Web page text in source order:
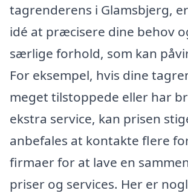
tagrenderens i Glamsbjerg,
idé at præcisere dine behov
særlige forhold, som kan
For eksempel, hvis dine
meget tilstoppede eller har
ekstra service, kan prisen
anbefales at kontakte flere
firmaer for at lave en
priser og services. Her er